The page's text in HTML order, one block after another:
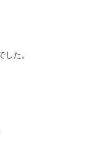
した。